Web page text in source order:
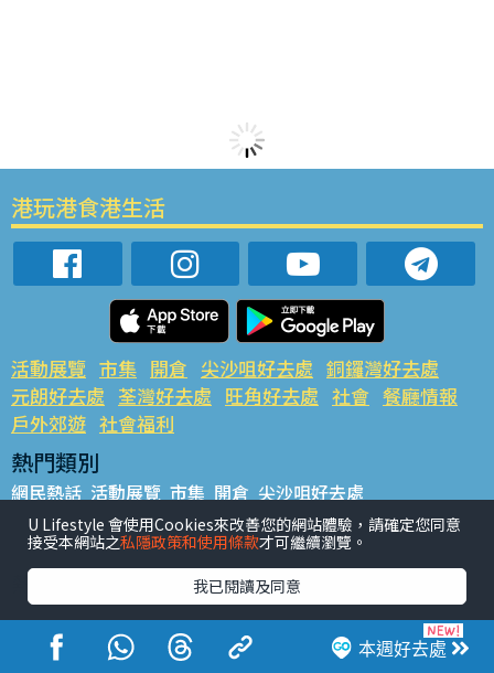
本週好去處
港玩港食港生活
活動展覽 市集 開倉 尖沙咀好去處 銅鑼灣好去處
元朗好去處 荃灣好去處 旺角好去處 社會 餐廳情報
戶外郊遊 社會福利
熱門類別
網民熱話 活動展覽 市集 開倉 尖沙咀好去處
銅鑼灣好去處 元朗好去處 荃灣好去處 旺角好去處 社會
餐廳情報 戶外郊遊
熱門標籤
#UGO搵好去處 #人氣活動推介 #美食社群熱話
#親子玩樂好去處
#ULifestyle應用程式
#限時搶
#UJetso禮物放送
#ULifestyle商戶中心 #著數 #網絡熱話
U Lifestyle 會使用Cookies來改善您的網站體驗，請確定您同意
接受本網站之私隱政策和使用條款才可繼續瀏覽。
我已閱讀及同意